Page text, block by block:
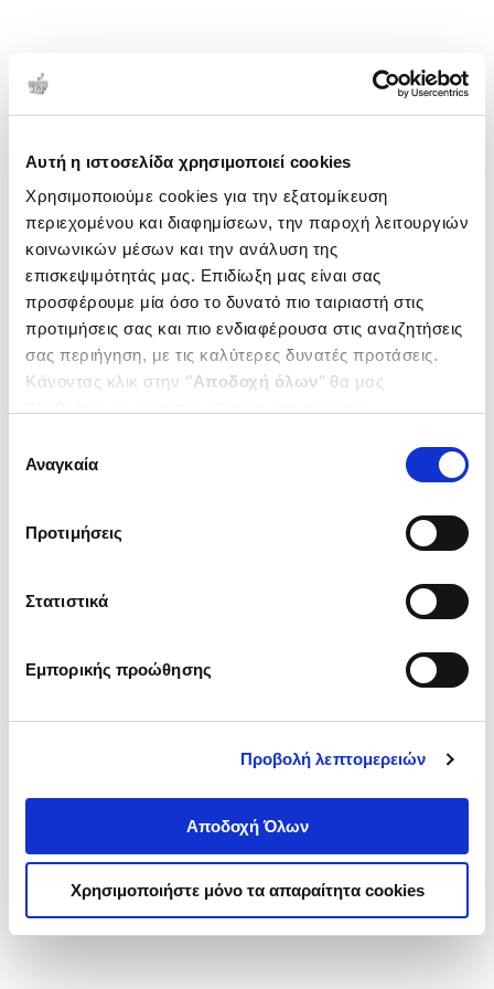
Αυτή η ιστοσελίδα χρησιμοποιεί cookies
Χρησιμοποιούμε cookies για την εξατομίκευση
περιεχομένου και διαφημίσεων, την παροχή λειτουργιών
κοινωνικών μέσων και την ανάλυση της
επισκεψιμότητάς μας. Επιδίωξη μας είναι σας
προσφέρουμε μία όσο το δυνατό πιο ταιριαστή στις
προτιμήσεις σας και πιο ενδιαφέρουσα στις αναζητήσεις
σας περιήγηση, με τις καλύτερες δυνατές προτάσεις.
Κάνοντας κλικ στην ‘’Αποδοχή όλων’’ θα μας
ενδιαφέρουν και να επιλέξετε από τα παρακάτω με την
΄΄και να ενημερωθείτε σχετικά με
συγκατάθεσης
Αναγκαία
Προτιμήσεις
Στατιστικά
Εμπορικής προώθησης
Προβολή λεπτομερειών
Αποδοχή Όλων
Χρησιμοποιήστε μόνο τα απαραίτητα cookies